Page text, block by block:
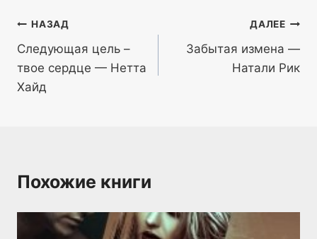
Навигация
по
записям
НАЗАД
Следующая цель –
твое сердце — Нетта
Хайд
ДАЛЕЕ
Забытая измена —
Натали Рик
Похожие книги